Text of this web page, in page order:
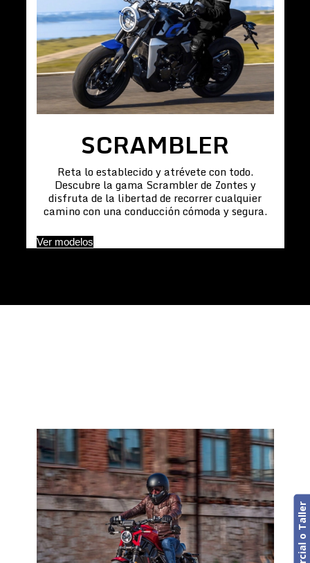
SCRAMBLER
Reta lo establecido y atrévete con todo.
Descubre la gama Scrambler de Zontes y
disfruta de la libertad de recorrer cualquier
camino con una conducción cómoda y segura.
Ver modelos